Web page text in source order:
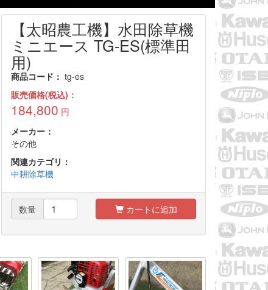
【太昭農工機】水田除草機
ミニエース TG-ES(標準田
用)
商品コード： tg-es
販売価格(税込)：
184,800 円
メーカー：
その他
関連カテゴリ：
中耕除草機
数量 カートに追加